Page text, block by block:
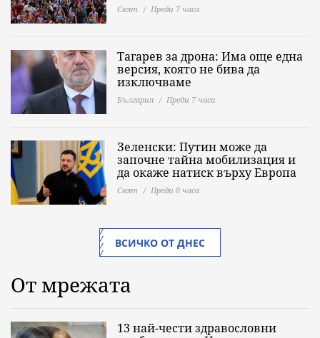
Свят Преди 7 часа
Тагарев за дрона: Има още една
версия, която не бива да
изключваме
България Преди 7 часа
Зеленски: Путин може да
започне тайна мобилизация и
да окаже натиск върху Европа
Свят Преди 8 часа
ВСИЧКО ОТ ДНЕС
От мрежата
13 най-чести здравословни